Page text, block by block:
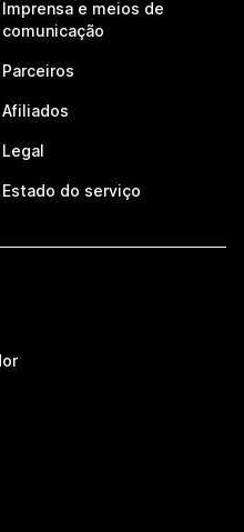
Imprensa e meios de
comunicação
Parceiros
Afiliados
Legal
Estado do serviço